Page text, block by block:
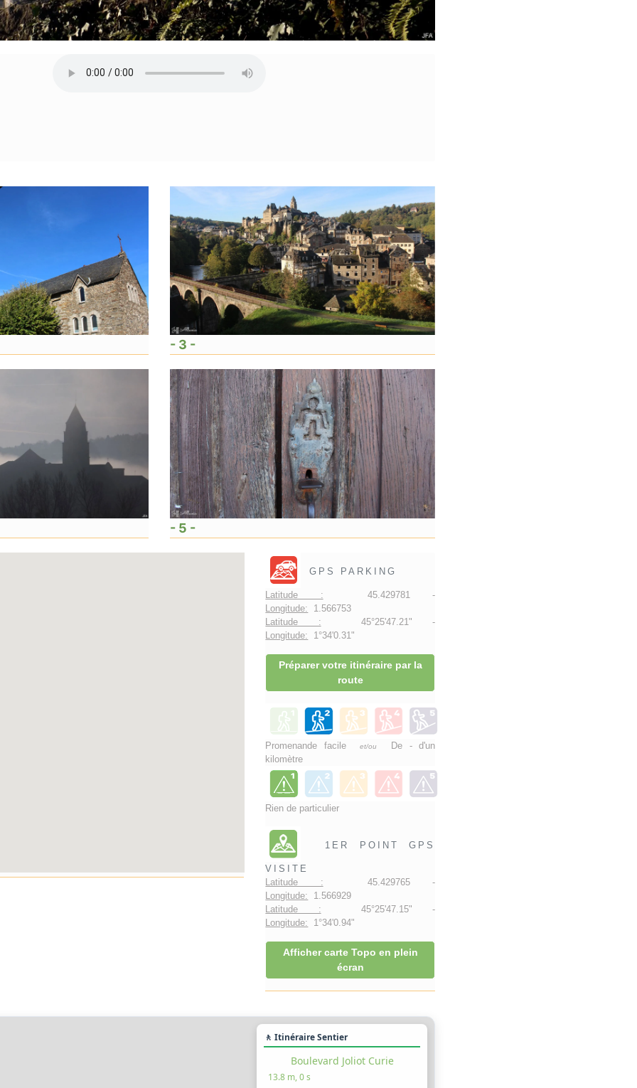
- 3 -
- 5 -
GPS PARKING
Latitude : 45.429781 -
Longitude: 1.566753
Latitude : 45°25'47.21" -
Longitude: 1°34'0.31"
Préparer votre itinéraire par la
route
Promenande facileet/ou
De - d'un
kilomètre
Rien de particulier
1ER POINT GPS
VISITE
Latitude : 45.429765 -
Longitude: 1.566929
Latitude : 45°25'47.15" -
Longitude: 1°34'0.94"
Afficher carte Topo en plein
écran
🚶 Itinéraire Sentier
Boulevard Joliot Curie
13.8 m, 0 s